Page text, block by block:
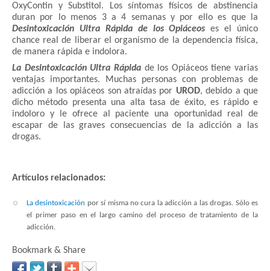
OxyContin y Substitol. Los síntomas físicos de abstinencia
duran por lo menos 3 a 4 semanas y por ello es que la
Desintoxicación Ultra Rápida de los Opiáceos es el único
chance real de liberar el organismo de la dependencia física,
de manera rápida e indolora.
La Desintoxicación Ultra Rápidade los Opiáceos tiene varias
ventajas importantes. Muchas personas con problemas de
adicción a los opiáceos son atraídas por UROD, debido a que
dicho método presenta una alta tasa de éxito, es rápido e
indoloro y le ofrece al paciente una oportunidad real de
escapar de las graves consecuencias de la adicción a las
drogas.
Artículos relacionados:
La desintoxicación por sí misma no cura la adicción a las drogas. Sólo es
el primer paso en el largo camino del proceso de tratamiento de la
adicción.
Bookmark & Share